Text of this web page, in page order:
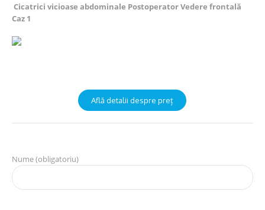
Cicatrici vicioase abdominale Postoperator Vedere frontală
Caz 1
Află detalii despre preț
Nume (obligatoriu)